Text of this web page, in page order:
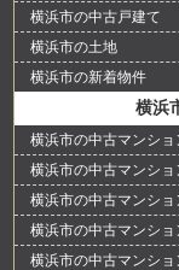
横浜市の中古戸建て
横浜市の土地
横浜市の新着物件
横浜
横浜市の中古マンシ
横浜市の中古マンシ
横浜市の中古マンシ
横浜市の中古マンシ
横浜市の中古マンシ